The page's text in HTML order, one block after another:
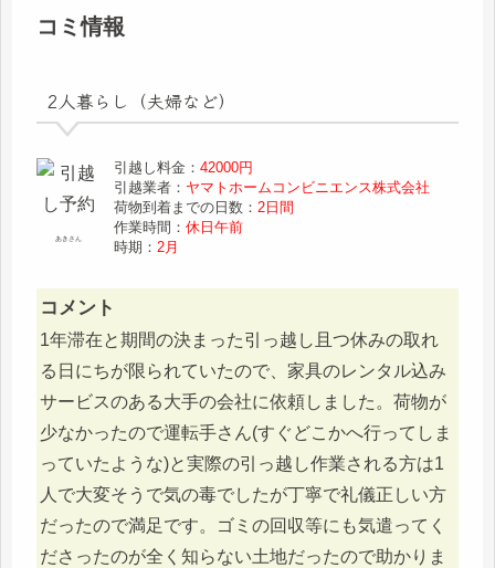
コミ情報
2人暮らし（夫婦など）
あきさん
引越し料金：42000円
引越業者： ヤマトホームコンビニエンス株式会社
荷物到着までの日数：2日間
作業時間：休日午前
時期：2月
コメント
1年滞在と期間の決まった引っ越し且つ休みの取れ
る日にちが限られていたので、家具のレンタル込み
サービスのある大手の会社に依頼しました。荷物が
少なかったので運転手さん(すぐどこかへ行ってしま
っていたような)と実際の引っ越し作業される方は1
人で大変そうで気の毒でしたが丁寧で礼儀正しい方
だったので満足です。ゴミの回収等にも気遣ってく
ださったのが全く知らない土地だったので助かりま